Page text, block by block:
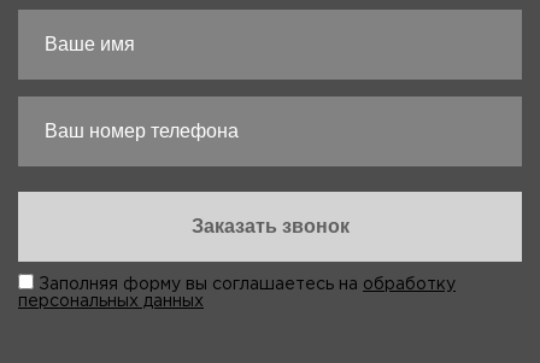
Заполняя форму вы соглашаетесь на обработку
персональных данных